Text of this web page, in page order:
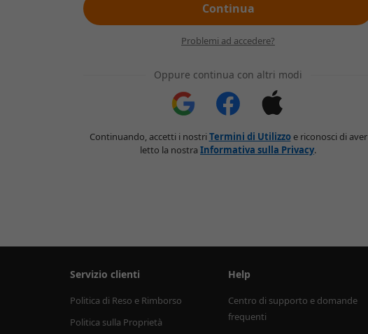
Continua
Problemi ad accedere?
Oppure continua con altri modi
Continuando, accetti i nostri Termini di Utilizzoe riconosci di aver
letto la nostra Informativa sulla Privacy.
Servizio clienti
Politica di Reso e Rimborso
Politica sulla Proprietà
Help
Centro di supporto e domande
frequenti